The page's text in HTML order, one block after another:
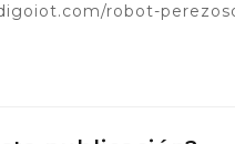
robot-